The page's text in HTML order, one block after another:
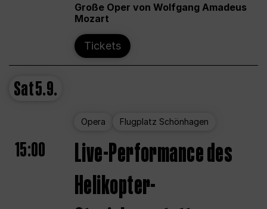
Große Oper von Wolfgang Amadeus
Mozart
Tickets
Sat5.9.
Opera Flugplatz Schönhagen
15:00
Live-Performance des
Helikopter-